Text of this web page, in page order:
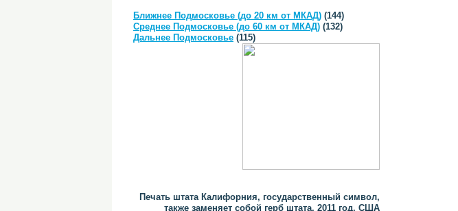
Ближнее Подмосковье (до 20 км от МКАД) (144)
Среднее Подмосковье (до 60 км от МКАД) (132)
Дальнее Подмосковье (115)
Печать штата Калифорния, государственный символ,
также заменяет собой герб штата, 2011 год, США